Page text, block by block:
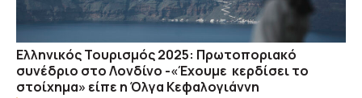
Ελληνικός Τουρισμός 2025: Πρωτοποριακό
συνέδριο στο Λονδίνο -«Έχουμε κερδίσει το
στοίχημα» είπε η Όλγα Κεφαλογιάννη